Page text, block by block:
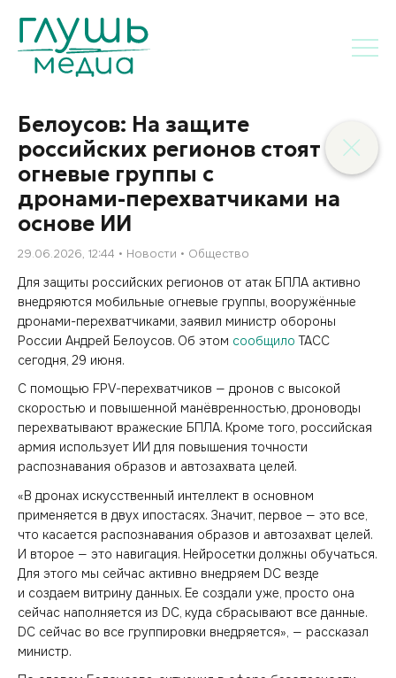
Белоусов: На защите
российских регионов стоят
огневые группы с
дронами-перехватчиками на
основе ИИ
29.06.2026, 12:44 Новости Общество
Для защиты российских регионов от атак БПЛА активно
внедряются мобильные огневые группы, вооружённые
дронами-перехватчиками, заявил министр обороны
России Андрей Белоусов. Об этом сообщило ТАСС
сегодня, 29 июня.
С помощью FPV-перехватчиков — дронов с высокой
скоростью и повышенной манёвренностью, дроноводы
перехватывают вражеские БПЛА. Кроме того, российская
армия использует ИИ для повышения точности
распознавания образов и автозахвата целей.
«В дронах искусственный интеллект в основном
применяется в двух ипостасях. Значит, первое — это все,
что касается распознавания образов и автозахват целей.
И второе — это навигация. Нейросетки должны обучаться.
Для этого мы сейчас активно внедряем DC везде
и создаем витрину данных. Ее создали уже, просто она
сейчас наполняется из DC, куда сбрасывают все данные.
DC сейчас во все группировки внедряется», — рассказал
министр.